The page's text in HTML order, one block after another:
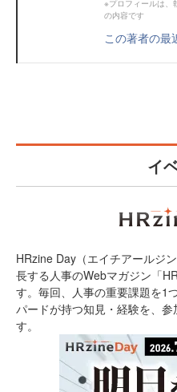
※プロフィールは、
の内容です
この著者の最
イ
HRzine Day（エイチアールジ
長する人事のWebマガジン「
す。毎回、人事の重要課題を1
パードが持つ知見・経験を、
す。